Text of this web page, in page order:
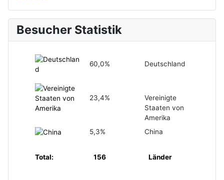
Besucher Statistik
60,0% Deutschland
23,4%
Vereinigte
Staaten von
Amerika
5,3%
China
Total: 156 Länder